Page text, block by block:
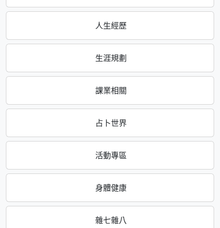
人生經歷
生涯規劃
課業相關
占卜世界
活動專區
身體健康
雜七雜八